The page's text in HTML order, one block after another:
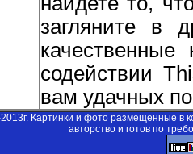
загляните в
содействии
вам удачных
Картинки и фото размещенные в
авторство и готов по